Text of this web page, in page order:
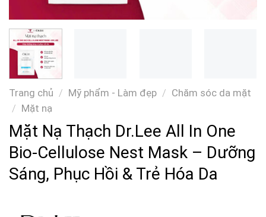
Trang chủ / Mỹ phẩm - Làm đẹp / Chăm sóc da mặt
/ Mặt nạ
Mặt Nạ Thạch Dr.Lee All In One
Bio-Cellulose Nest Mask – Dưỡng
Sáng, Phục Hồi & Trẻ Hóa Da